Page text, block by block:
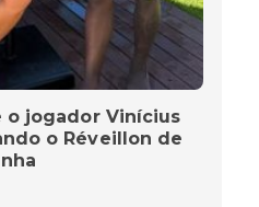
o jogador Vinícius
o Réveillon de